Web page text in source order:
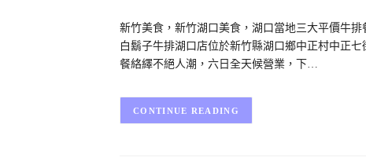
新竹美食，新竹湖口美食，湖口當地三大平價牛
白鬍子牛排湖口店位於新竹縣湖口鄉中正村中正
餐絡繹不絕人潮，六日全天候營業，下…
CONTINUE READING